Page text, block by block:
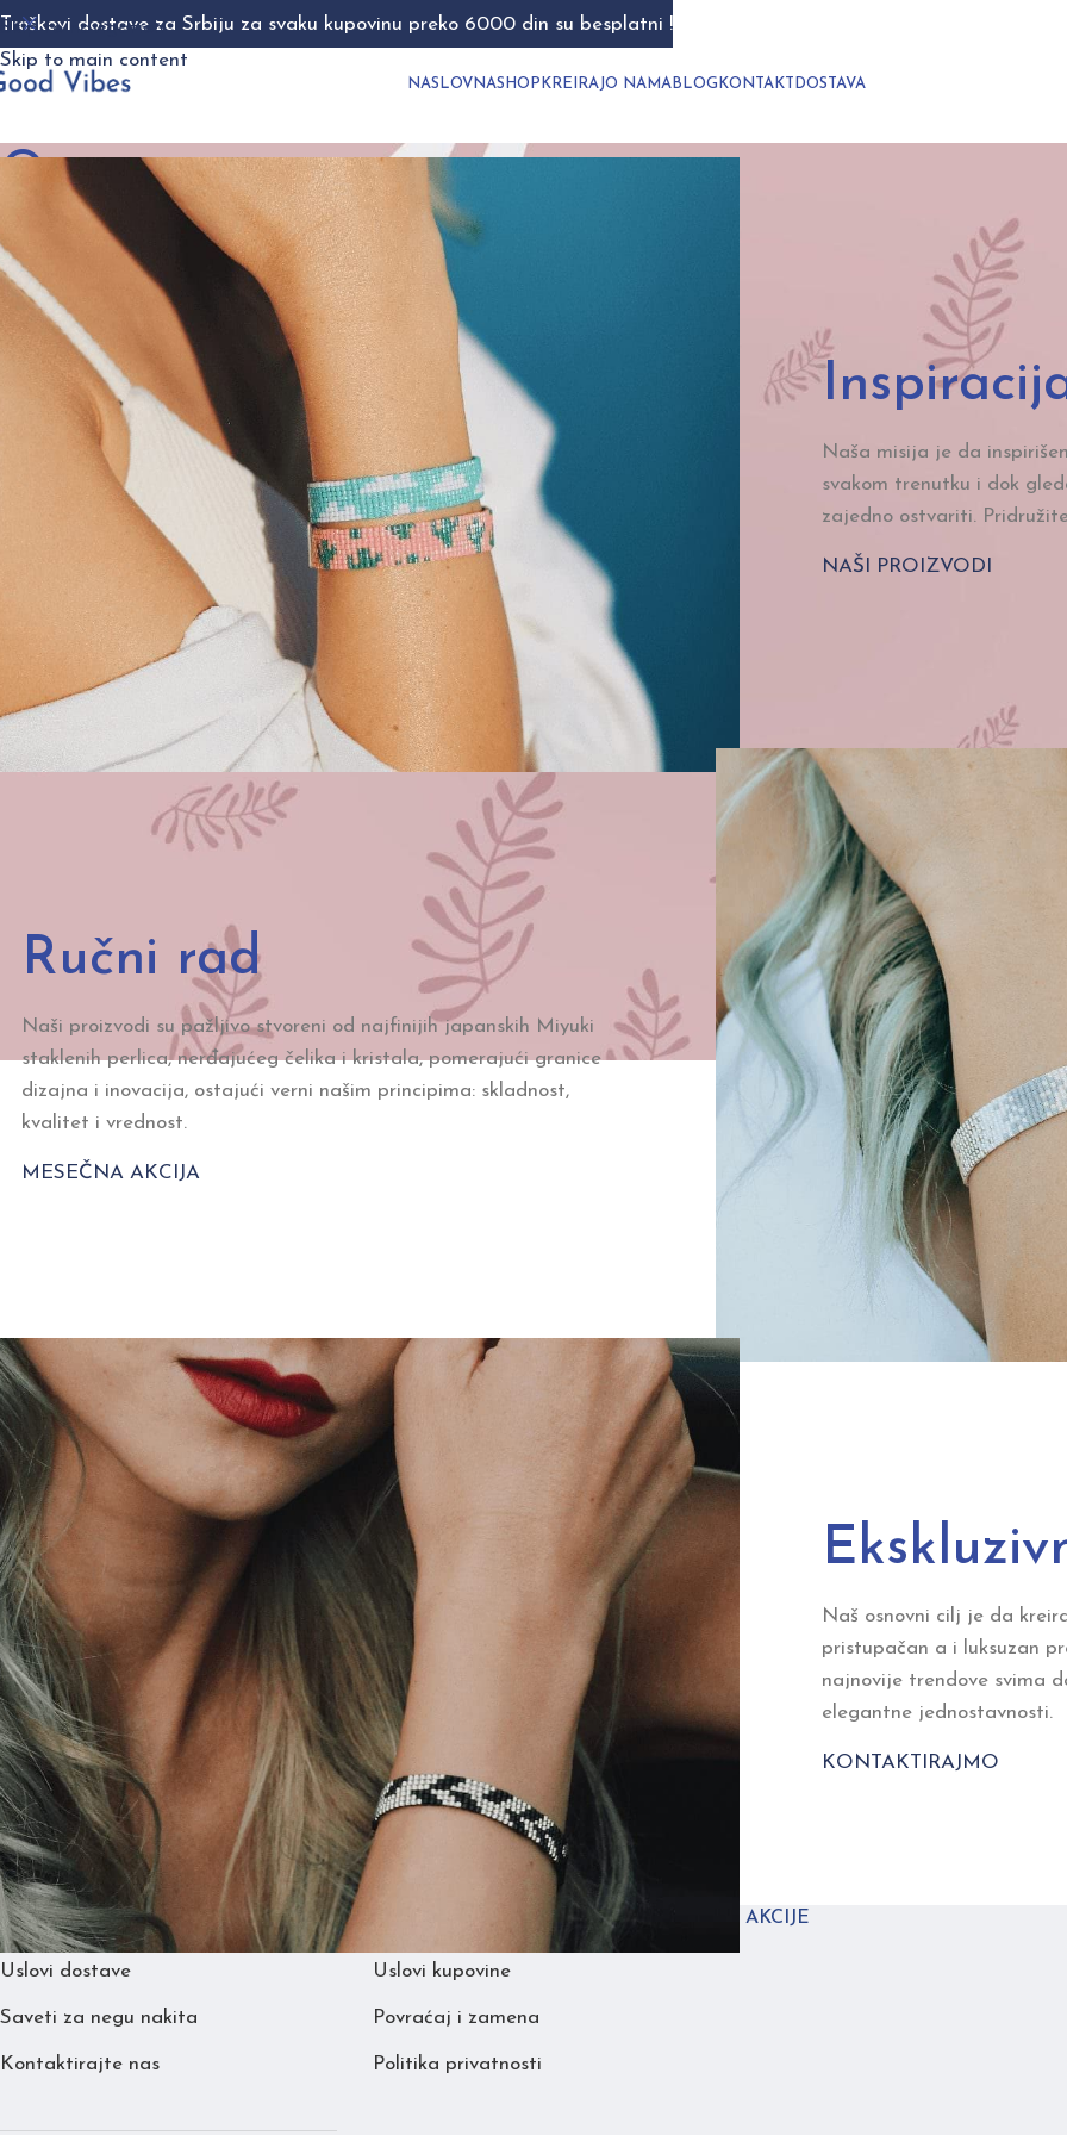
Skip to navigation
Skip to main content
NASLOVNASHOP KREIRAJ O NAMA BLOG KONTAKT DOSTAVA
O nama
Naša misija je da
svakom trenutku i dok
zajedno ostvariti.
NAŠI PROIZVODI
Ručni rad
Naši proizvodi su pažljivo stvoreni od najfinijih japanskih Miyuki
staklenih perlica, nerđajućeg čelika i kristala, pomerajući granice
dizajna i inovacija, ostajući verni našim principima: skladnost,
kvalitet i vrednost.
MESEČNA AKCIJA
Naš osnovni cilj je da
pristupačan a i luksuzan
najnovije trendove svima
elegantne jednostavnosti.
KONTAKTIRAJMO
KORISNIČKA PODRŠKA
Uslovi dostave
Saveti za negu nakita
Kontaktirajte nas
OPŠTE INFORMACIJE
Uslovi kupovine
Povraćaj i zamena
Politika privatnosti
AKCIJE
Troškovi dostave za Srbiju za svaku kupovinu preko 6000 din su besplatni !